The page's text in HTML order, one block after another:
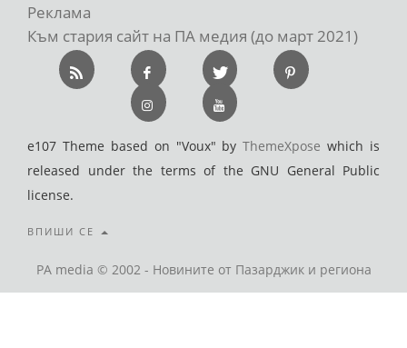
Реклама
Към стария сайт на ПА медия (до март 2021)
e107 Theme based on "Voux" byThemeXpose which is
released under the terms of the GNU General Public
license.
ВПИШИ СЕ
PA media © 2002 - Новините от Пазарджик и региона